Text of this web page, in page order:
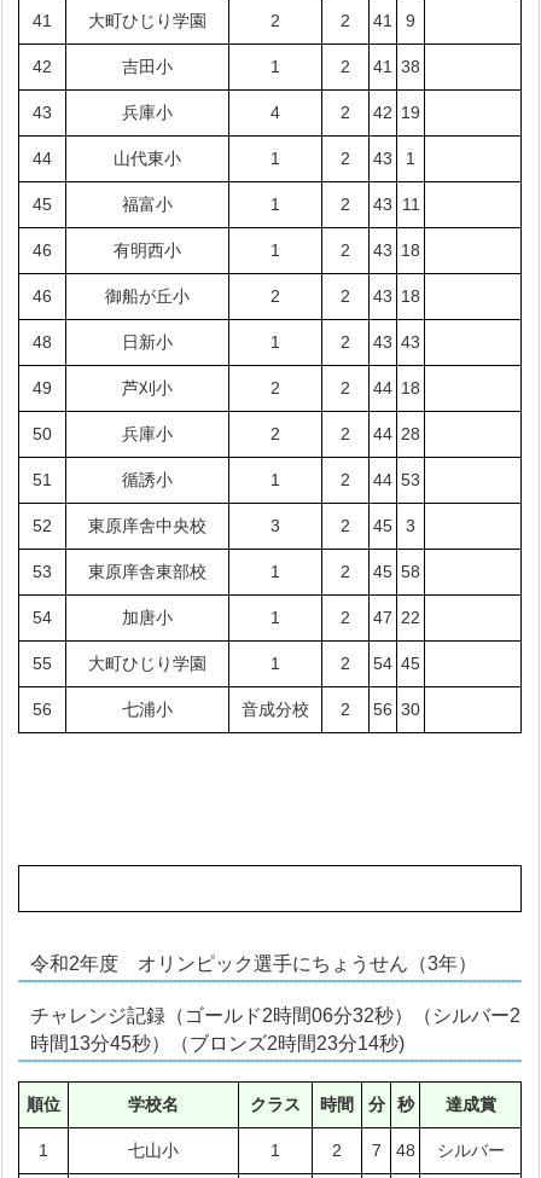
41 大町ひじり学園 2 2 41 9
42 吉田小 1 2 41 38
43 兵庫小 4 2 42 19
44 山代東小 1 2 43 1
45 福富小 1 2 43 11
46 有明西小 1 2 43 18
46 御船が丘小 2 2 43 18
48 日新小 1 2 43 43
49 芦刈小 2 2 44 18
50 兵庫小 2 2 44 28
51 循誘小 1 2 44 53
52 東原庠舎中央校 3 2 45 3
53 東原庠舎東部校 1 2 45 58
54 加唐小 1 2 47 22
55 大町ひじり学園 1 2 54 45
56 七浦小 音成分校 2 56 30
令和2年度 オリンピック選手にちょうせん（3年）
チャレンジ記録（ゴールド2時間06分32秒）（シルバー2
時間13分45秒）（ブロンズ2時間23分14秒)
順位 学校名 クラス 時間 分 秒 達成賞
1 七山小 1 2 7 48 シルバー